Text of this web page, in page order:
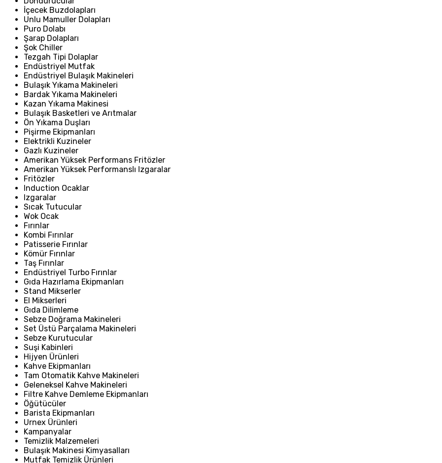
İçecek Buzdolapları
Unlu Mamuller Dolapları
Puro Dolabı
Şarap Dolapları
Şok Chiller
Tezgah Tipi Dolaplar
Endüstriyel Mutfak
Endüstriyel Bulaşık Makineleri
Bulaşık Yıkama Makineleri
Bardak Yıkama Makineleri
Kazan Yıkama Makinesi
Bulaşık Basketleri ve Arıtmalar
Ön Yıkama Duşları
Pişirme Ekipmanları
Elektrikli Kuzineler
Gazlı Kuzineler
Amerikan Yüksek Performans Fritözler
Amerikan Yüksek Performanslı Izgaralar
Fritözler
Induction Ocaklar
Izgaralar
Sıcak Tutucular
Wok Ocak
Fırınlar
Kombi Fırınlar
Patisserie Fırınlar
Kömür Fırınlar
Taş Fırınlar
Endüstriyel Turbo Fırınlar
Gıda Hazırlama Ekipmanları
Stand Mikserler
El Mikserleri
Gıda Dilimleme
Sebze Doğrama Makineleri
Set Üstü Parçalama Makineleri
Sebze Kurutucular
Suşi Kabinleri
Hijyen Ürünleri
Kahve Ekipmanları
Tam Otomatik Kahve Makineleri
Geleneksel Kahve Makineleri
Filtre Kahve Demleme Ekipmanları
Öğütücüler
Barista Ekipmanları
Urnex Ürünleri
Kampanyalar
Temizlik Malzemeleri
Bulaşık Makinesi Kimyasalları
Mutfak Temizlik Ürünleri